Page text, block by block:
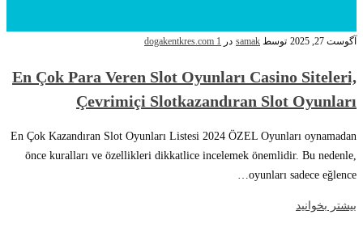
آگوست 27, 2025 توسط samak در dogakentkres.com 1
En Çok Para Veren Slot Oyunları Casino Siteleri,
Çevrimiçi Slotkazandıran Slot Oyunları
En Çok Kazandıran Slot Oyunları Listesi 2024 ÖZEL Oyunları oynamadan
önce kuralları ve özellikleri dikkatlice incelemek önemlidir. Bu nedenle,
oyunları sadece eğlence…
بیشتر بخوانید